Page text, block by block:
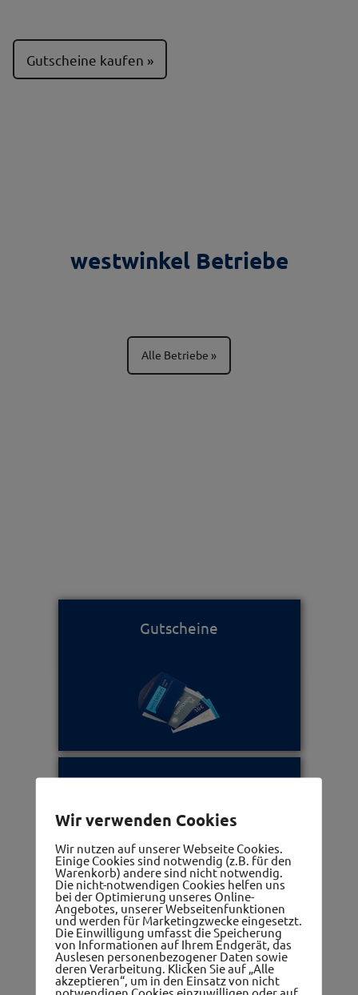
Gutscheine kaufen
westwinkel Betriebe
Alle Betriebe
Gutscheine
Frauennetzwerk
Wir verwenden Cookies
Wir nutzen auf unserer Webseite Cookies.
Einige Cookies sind notwendig (z.B. für den
Warenkorb) andere sind nicht notwendig.
Die nicht-notwendigen Cookies helfen uns
bei der Optimierung unseres Online-
Angebotes, unserer Webseitenfunktionen
und werden für Marketingzwecke eingesetzt.
Die Einwilligung umfasst die Speicherung
von Informationen auf Ihrem Endgerät, das
Auslesen personenbezogener Daten sowie
deren Verarbeitung. Klicken Sie auf „Alle
akzeptieren“, um in den Einsatz von nicht
notwendigen Cookies einzuwilligen oder auf